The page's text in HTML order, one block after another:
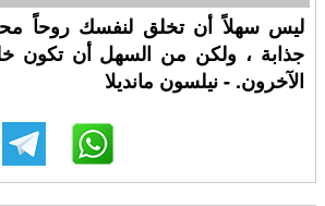
ليس سهلاً أن تخلق لنفسك روحاً
جذابة ، ولكن من السهل أن تكون
الآخرون. - نيلسون مانديلا